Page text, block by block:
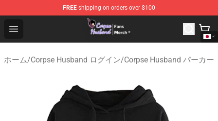
FREE shipping on orders over $100
Open menu
Corpse Husband Store - Official Corpse Husband
ホーム/Corpse Husband ログイン/Corpse Husband パーカー